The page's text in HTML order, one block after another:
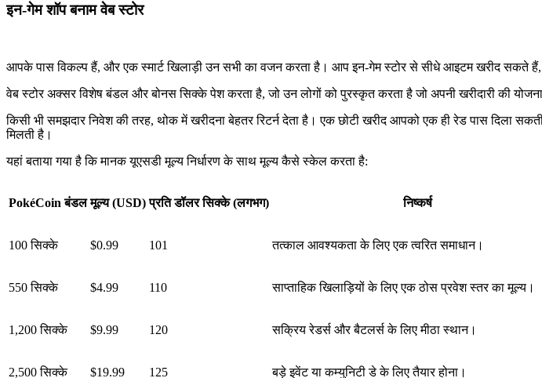
इन-गेम शॉप बनाम वेब स्टोर
आपके पास विकल्प हैं, और एक स्मार्ट खिलाड़ी उन सभी का वजन करता है। आप इन-गेम स्टोर से सीधे आइटम खरीद सकते
वेब स्टोर अक्सर विशेष बंडल और बोनस सिक्के पेश करता है, जो उन लोगों को पुरस्कृत करता है जो अपनी खरीदारी की
किसी भी समझदार निवेश की तरह, थोक में खरीदना बेहतर रिटर्न देता है। एक छोटी खरीद आपको एक ही रेड पास
मिलती है।
यहां बताया गया है कि मानक यूएसडी मूल्य निर्धारण के साथ मूल्य कैसे स्केल करता है:
PokéCoin बंडल मूल्य (USD) प्रति डॉलर सिक्के (लगभग) निष्कर्ष
100 सिक्के $0.99 101 तत्काल आवश्यकता के लिए एक त्वरित समाधान।
550 सिक्के $4.99 110 साप्ताहिक खिलाड़ियों के लिए एक ठोस प्रवेश स्तर का मूल्य।
1,200 सिक्के $9.99 120 सक्रिय रेडर्स और बैटलर्स के लिए मीठा स्थान।
2,500 सिक्के $19.99 125 बड़े इवेंट या कम्युनिटी डे के लिए तैयार होना।